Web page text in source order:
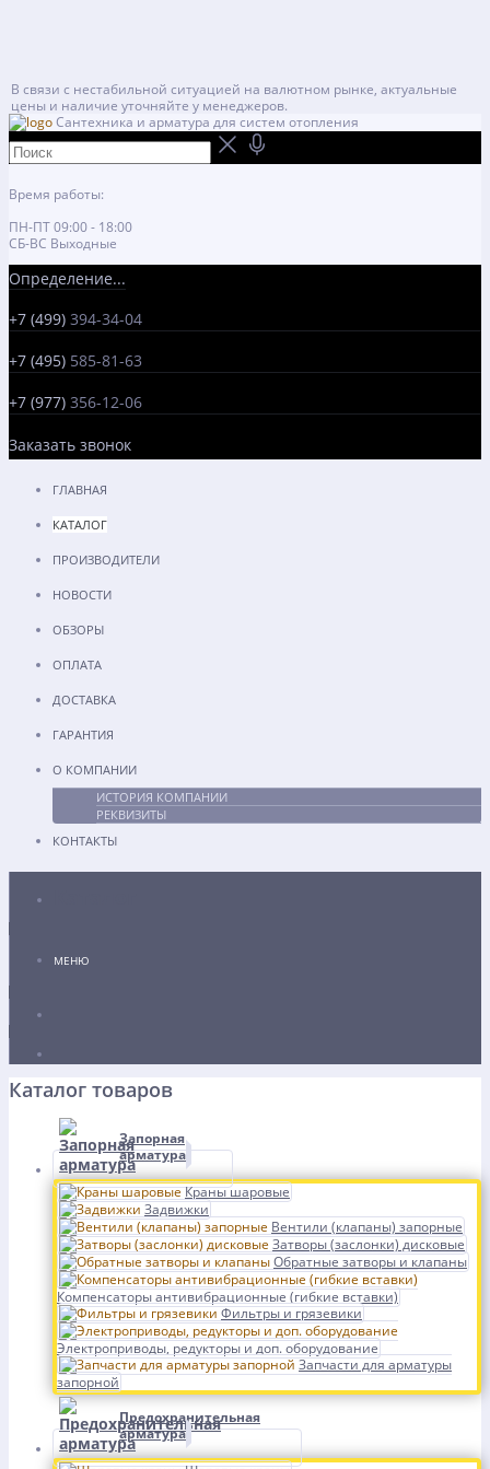
В связи с нестабильной ситуацией на валютном рынке, актуальные
цены и наличие уточняйте у менеджеров.
Сантехника и арматура для систем отопления
Время работы:
ПН-ПТ 09:00 - 18:00
СБ-ВС Выходные
Определение...
+7 (499) 394-34-04
+7 (495) 585-81-63
+7 (977) 356-12-06
Заказать звонок
ГЛАВНАЯ
КАТАЛОГ
ПРОИЗВОДИТЕЛИ
НОВОСТИ
ОБЗОРЫ
ОПЛАТА
ДОСТАВКА
ГАРАНТИЯ
О КОМПАНИИ
ИСТОРИЯ КОМПАНИИ
РЕКВИЗИТЫ
КОНТАКТЫ
МЕНЮ
Каталог товаров
Запорная
арматура
Краны шаровые
Задвижки
Вентили (клапаны) запорные
Затворы (заслонки) дисковые
Обратные затворы и клапаны
Компенсаторы антивибрационные (гибкие вставки)
Фильтры и грязевики
Электроприводы, редукторы и доп. оборудование
Запчасти для арматуры
запорной
Предохранительная
арматура